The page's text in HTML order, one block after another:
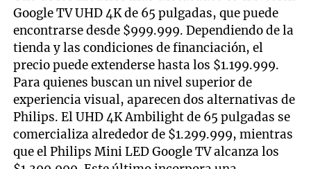
Google TV UHD 4K de 65 pulgadas, que puede
encontrarse desde $999.999. Dependiendo de la
tienda y las condiciones de financiación, el
precio puede extenderse hasta los $1.199.999.
Para quienes buscan un nivel superior de
experiencia visual, aparecen dos alternativas de
Philips. El UHD 4K Ambilight de 65 pulgadas se
comercializa alrededor de $1.299.999, mientras
que el Philips Mini LED Google TV alcanza los